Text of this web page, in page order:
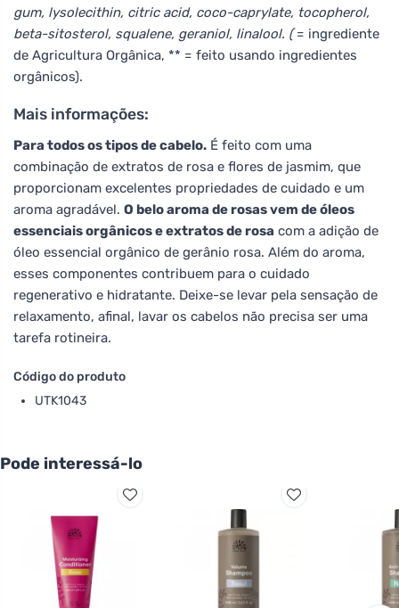
gum, lysolecithin, citric acid, coco-caprylate, tocopherol,
beta-sitosterol, squalene, geraniol, linalool. (= ingrediente
de Agricultura Orgânica, ** = feito usando ingredientes
orgânicos).
Mais informações:
Para todos os tipos de cabelo. É feito com uma
combinação de extratos de rosa e flores de jasmim, que
proporcionam excelentes propriedades de cuidado e um
aroma agradável. O belo aroma de rosas vem de óleos
essenciais orgânicos e extratos de rosa com a adição de
óleo essencial orgânico de gerânio rosa. Além do aroma,
esses componentes contribuem para o cuidado
regenerativo e hidratante. Deixe-se levar pela sensação de
relaxamento, afinal, lavar os cabelos não precisa ser uma
tarefa rotineira.
Código do produto
UTK1043
Pode interessá-lo